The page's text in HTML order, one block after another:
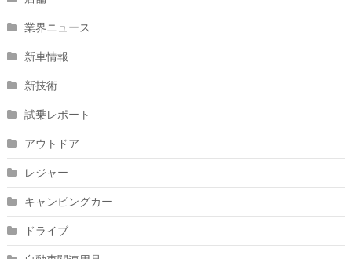
業界ニュース
新車情報
新技術
試乗レポート
アウトドア
レジャー
キャンピングカー
ドライブ